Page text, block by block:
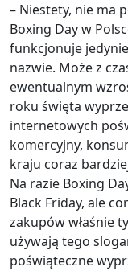
– Niestety, nie ma
Boxing Day w
funkcjonuje
nazwie. Może z
ewentualnym
roku święta
internetowych
komercyjny,
kraju coraz
Na razie Boxing
Black Friday, ale
zakupów właśnie
używają tego
poświąteczne